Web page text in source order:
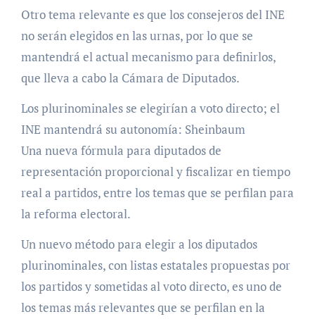
Otro tema relevante es que los consejeros del INE
no serán elegidos en las urnas, por lo que se
mantendrá el actual mecanismo para definirlos,
que lleva a cabo la Cámara de Diputados.
Los plurinominales se elegirían a voto directo; el
INE mantendrá su autonomía: Sheinbaum
Una nueva fórmula para diputados de
representación proporcional y fiscalizar en tiempo
real a partidos, entre los temas que se perfilan para
la reforma electoral.
Un nuevo método para elegir a los diputados
plurinominales, con listas estatales propuestas por
los partidos y sometidas al voto directo, es uno de
los temas más relevantes que se perfilan en la